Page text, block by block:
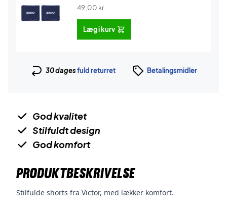
49,00 kr.
Læg i kurv
30 dagesfuld returret Betalingsmidler
God kvalitet
Stilfuldt design
God komfort
PRODUKTBESKRIVELSE
Stilfulde shorts fra Victor, med lækker komfort.